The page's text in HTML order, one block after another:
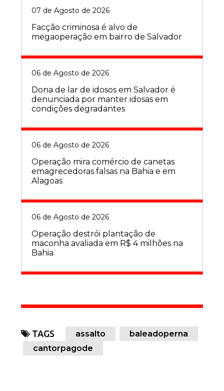
07 de Agosto de 2026
Facção criminosa é alvo de
megaoperação em bairro de Salvador
06 de Agosto de 2026
Dona de lar de idosos em Salvador é
denunciada por manter idosas em
condições degradantes
06 de Agosto de 2026
Operação mira comércio de canetas
emagrecedoras falsas na Bahia e em
Alagoas
06 de Agosto de 2026
Operação destrói plantação de
maconha avaliada em R$ 4 milhões na
Bahia
TAGS assalto
baleadoperna
cantorpagode